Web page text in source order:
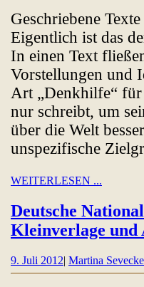
Geschriebene
Eigentlich ist das
In einen Text
Vorstellungen und
Art „Denkhilfe“
nur schreibt, um
über die Welt
unspezifische
WEITERLESEN ...
Deutsche
Kleinverlage und
9. Juli 20129.
Juli
| Martina